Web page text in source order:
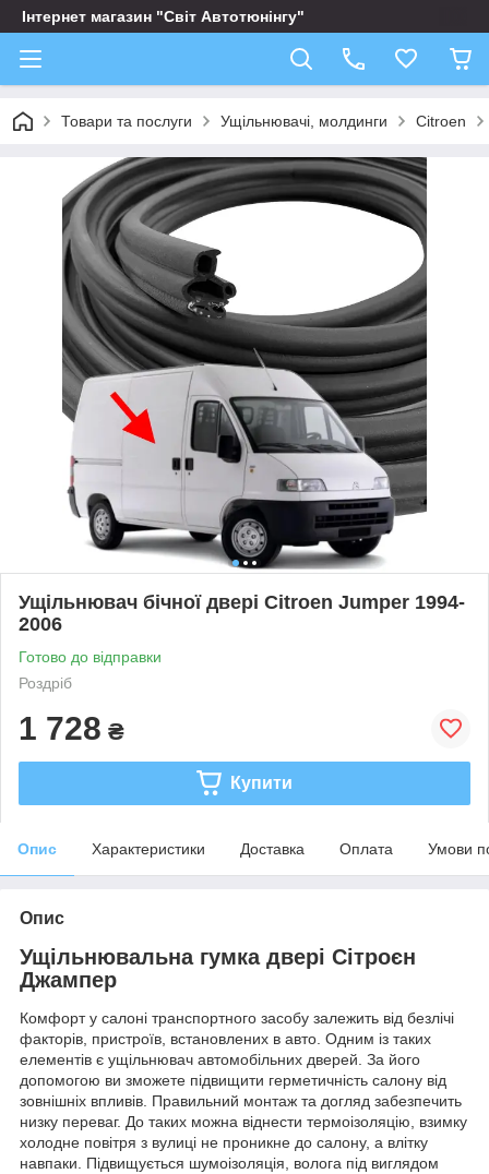
Інтернет магазин "Світ Автотюнінгу"
Товари та послуги Ущільнювачі, молдинги Citroen
Ущільнювач бічної двері Citroen Jumper 1994-
2006
Готово до відправки
Роздріб
1 728 ₴
Купити
Опис Характеристики Доставка Оплата Умови
Опис
Ущільнювальна гумка двері Сітроєн
Джампер
Комфорт у салоні транспортного засобу залежить від безлічі
факторів, пристроїв, встановлених в авто. Одним із таких
елементів є ущільнювач автомобільних дверей. За його
допомогою ви зможете підвищити герметичність салону від
зовнішніх впливів. Правильний монтаж та догляд забезпечить
низку переваг. До таких можна віднести термоізоляцію, взимку
холодне повітря з вулиці не проникне до салону, а влітку
навпаки. Підвищується шумоізоляція, волога під виглядом